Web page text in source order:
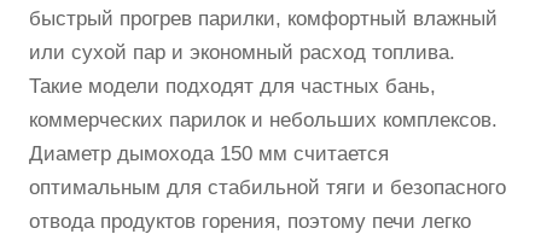
быстрый прогрев парилки, комфортный влажный
или сухой пар и экономный расход топлива.
Такие модели подходят для частных бань,
коммерческих парилок и небольших комплексов.
Диаметр дымохода 150 мм считается
оптимальным для стабильной тяги и безопасного
отвода продуктов горения, поэтому печи легко